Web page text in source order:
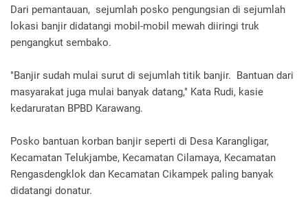
Dari pemantauan, sejumlah posko pengungsian di sejumlah
lokasi banjir didatangi mobil-mobil mewah diiringi truk
pengangkut sembako.
"Banjir sudah mulai surut di sejumlah titik banjir. Bantuan dari
masyarakat juga mulai banyak datang," Kata Rudi, kasie
kedaruratan BPBD Karawang.
Posko bantuan korban banjir seperti di Desa Karangligar,
Kecamatan Telukjambe, Kecamatan Cilamaya, Kecamatan
Rengasdengklok dan Kecamatan Cikampek paling banyak
didatangi donatur.